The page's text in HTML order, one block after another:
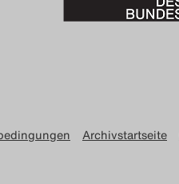
Archivstartseite